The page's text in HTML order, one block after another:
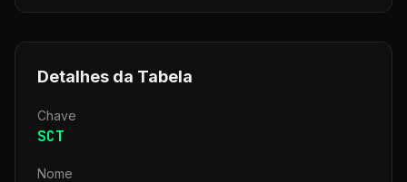
Detalhes da Tabela
Chave
SCT
Nome